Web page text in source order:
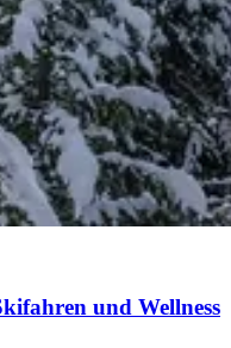
und Wellness